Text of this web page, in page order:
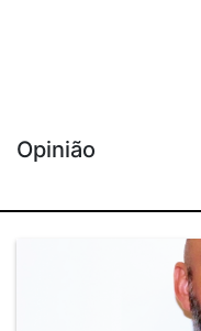
Opinião